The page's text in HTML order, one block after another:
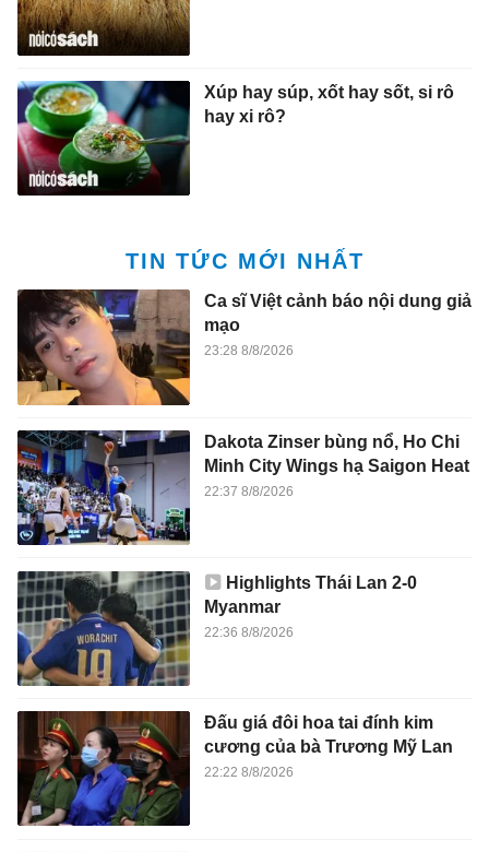
Xúp hay súp, xốt hay sốt, si rô
hay xi rô?
TIN TỨC MỚI NHẤT
Ca sĩ Việt cảnh báo nội dung giả
mạo
23:28 8/8/2026
Dakota Zinser bùng nổ, Ho Chi
Minh City Wings hạ Saigon Heat
22:37 8/8/2026
Highlights Thái Lan 2-0
Myanmar
22:36 8/8/2026
Đấu giá đôi hoa tai đính kim
cương của bà Trương Mỹ Lan
22:22 8/8/2026